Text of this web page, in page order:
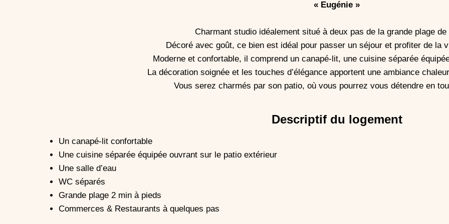
« Eugénie »
Charmant studio idéalement situé à deux pas de la grande plage de
Décoré avec goût, ce bien est idéal pour passer un séjour et profiter de la
Moderne et confortable, il comprend un canapé-lit, une cuisine séparée
La décoration soignée et les touches d’élégance apportent une ambiance
Vous serez charmés par son patio, où vous pourrez vous détendre en
Descriptif du logement
Un canapé-lit confortable
Une cuisine séparée équipée ouvrant sur le patio extérieur
Une salle d’eau
WC séparés
Grande plage 2 min à pieds
Commerces & Restaurants à quelques pas